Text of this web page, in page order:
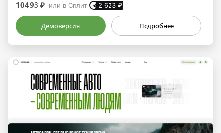
10493 ₽ или в Сплит 2 623 ₽
Демоверсия Подробнее